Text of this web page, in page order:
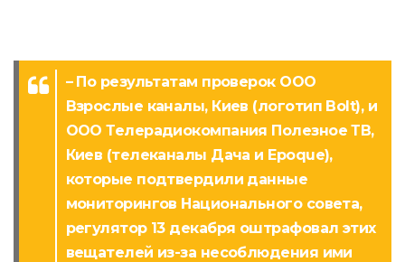
– По результатам проверок ООО
Взрослые каналы, Киев (логотип Bolt), и
ООО Телерадиокомпания Полезное ТВ,
Киев (телеканалы Дача и Epoque),
которые подтвердили данные
мониторингов Национального совета,
регулятор 13 декабря оштрафовал этих
вещателей из-за несоблюдения ими